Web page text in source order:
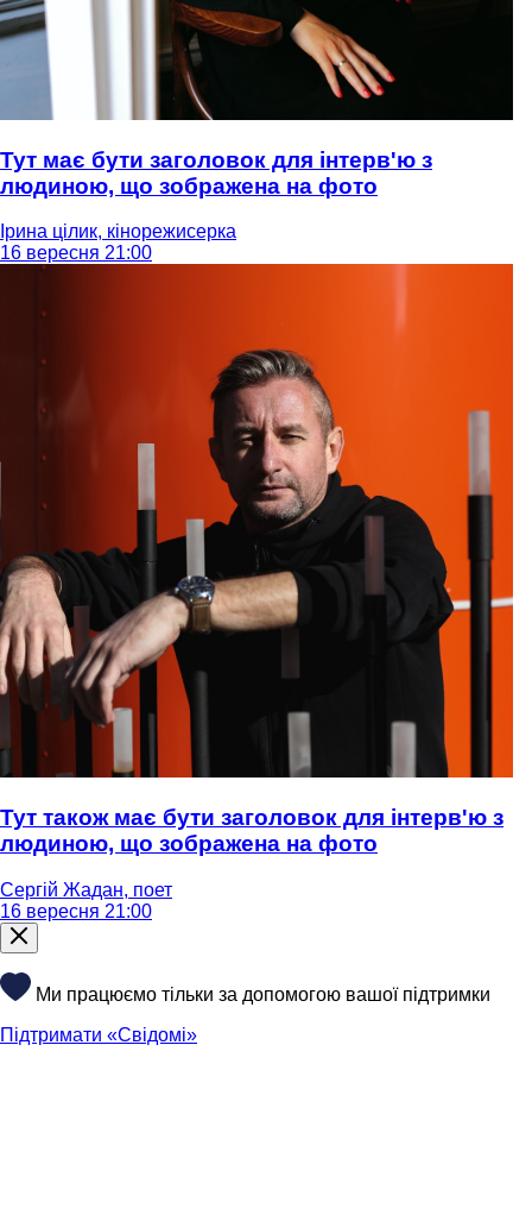
Тут має бути заголовок для інтерв'ю з
людиною, що зображена на фото
Ірина цілик, кінорежисерка
16 вересня 21:00
Тут також має бути заголовок для інтерв'ю з
людиною, що зображена на фото
Сергій Жадан, поет
16 вересня 21:00
Ми працюємо тільки за допомогою вашої підтримки
Підтримати «Свідомі»